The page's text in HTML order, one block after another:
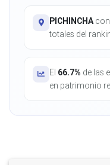
PICHINCHA
totales del
El 66.7% de las
en patrimonio